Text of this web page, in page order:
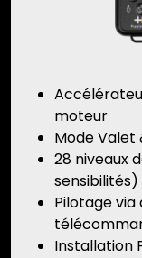
moteur
Mode
28 niveaux
sensibilités)
Pilotage
Installation